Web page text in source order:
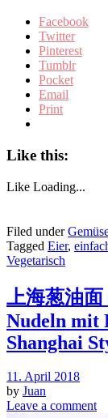
Facebook
Twitter
Pinterest
Tumblr
Pocket
Email
Print
Like this:
Like Loading...
Filed under
Tagged Eier,
Vegetarisch
上海葱油面
Nudeln mit
Shanghai
11. April 2018
by Juan
Leave a comment